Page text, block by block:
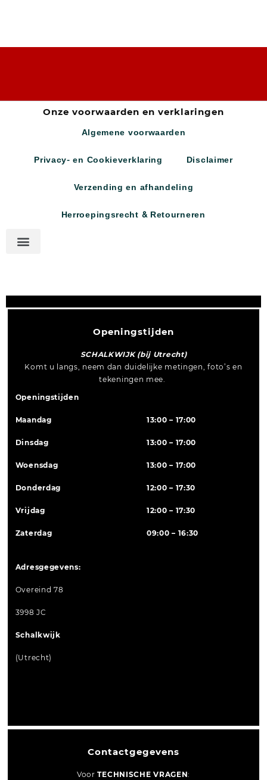
Onze voorwaarden en verklaringen
Algemene voorwaarden
Privacy- en Cookieverklaring
Disclaimer
Verzending en afhandeling
Herroepingsrecht & Retourneren
Contactgegevens
VoorTECHNISCHE VRAGEN:
Openingstijden
SCHALKWIJK (bij Utrecht)
Komt u langs, neem dan duidelijke metingen, foto’s en
tekeningen mee.
Openingstijden
Maandag 13:00 – 17:00
Dinsdag 13:00 – 17:00
Woensdag 13:00 – 17:00
Donderdag 12:00 – 17:30
Vrijdag 12:00 – 17:30
Zaterdag 09:00 – 16:30
Adresgegevens:
Overeind 78
3998 JC
Schalkwijk
(Utrecht)